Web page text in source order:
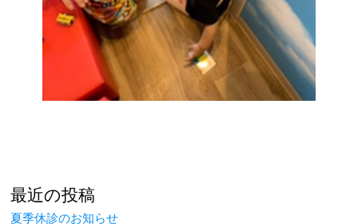
最近の投稿
夏季休診のお知らせ